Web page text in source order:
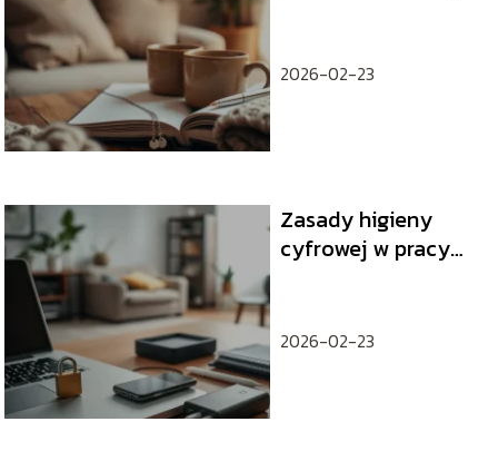
2026-02-23
Zasady higieny
cyfrowej w pracy
2026-02-23